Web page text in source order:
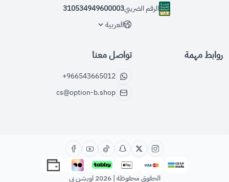
الرقم الضريبي310534949600003
العربية
روابط مهمة تواصل معنا
+966543665012
cs@option-b.shop
الحقوق محفوظة | 2026 اوبشن بي